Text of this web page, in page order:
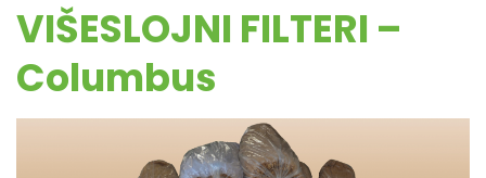
VIŠESLOJNI FILTERI –
Columbus